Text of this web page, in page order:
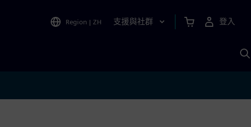
Region | ZH 支援與社群 登入